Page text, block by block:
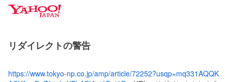
Y
o
o
J
リダイレクトの警告
https://www.tokyo-np.co.jp/amp/article/72252?usqp=mq331AQQK